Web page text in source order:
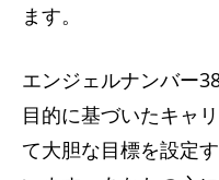
ます。
エンジェルナンバー
目的に基づいたキャ
て大胆な目標を設定